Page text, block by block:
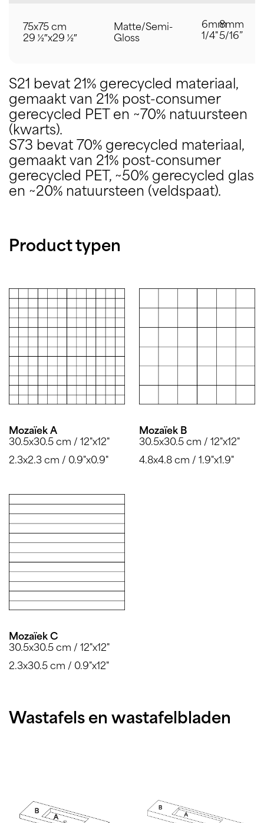
75x75 cm
29 ½″x29 ½″
Matte/Semi-
Gloss
6mm
1/4"
8mm
5/16”
S21 bevat 21% gerecycled materiaal,
gemaakt van 21% post-consumer
gerecycled PET en ~70% natuursteen
(kwarts).
S73 bevat 70% gerecycled materiaal,
gemaakt van 21% post-consumer
gerecycled PET, ~50% gerecycled glas
en ~20% natuursteen (veldspaat).
Product typen
Mozaïek A
30.5x30.5 cm / 12"x12"
2.3x2.3 cm / 0.9"x0.9"
Mozaïek B
30.5x30.5 cm / 12"x12"
4.8x4.8 cm / 1.9"x1.9"
Mozaïek C
30.5x30.5 cm / 12"x12"
2.3x30.5 cm / 0.9"x12"
Wastafels en wastafelbladen